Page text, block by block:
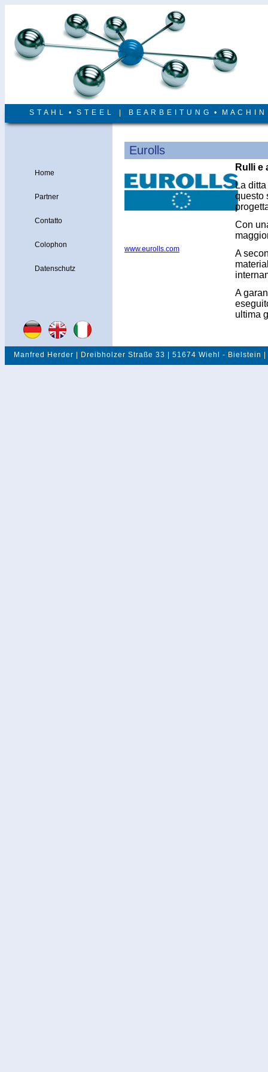
S T A H L • S T E E L | B E A R B E I T U N G • M A C H I
Home
Partner
Contatto
Colophon
Datenschutz
Eurolls
www.eurolls.com
Rulli e
La
questo
Con
A
A
ultima
Manfred Herder | Dreibholzer Straße 33 | 51674 Wiehl -